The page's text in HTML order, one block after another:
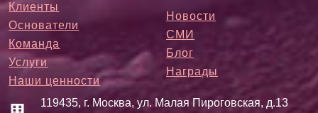
Клиенты
Основатели
Команда
Услуги
Наши ценности
Новости
СМИ
Блог
Награды
119435, г. Москва, ул. Малая Пироговская, д.13